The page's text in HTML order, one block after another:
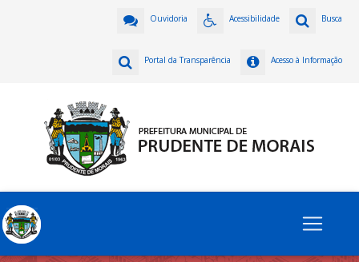
Busca
Acessibilidade
Ouvidoria
Acesso à Informação
Portal da Transparência